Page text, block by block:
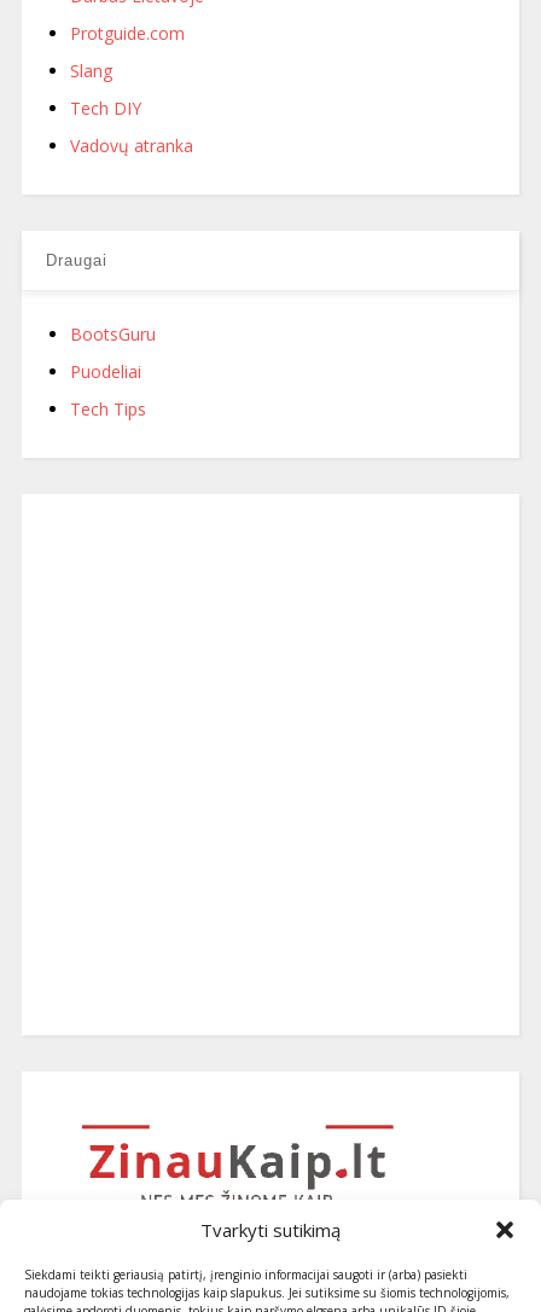
Tvarkyti sutikimą
Siekdami teikti geriausią patirtį, įrenginio informacijai saugoti ir (arba) pasiekti
naudojame tokias technologijas kaip slapukus. Jei sutiksime su šiomis technologijomis,
Protguide.com
Slang
Tech DIY
Vadovų atranka
Draugai
BootsGuru
Puodeliai
Tech Tips